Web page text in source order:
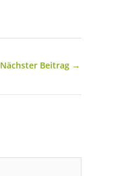
Nächster Beitrag →